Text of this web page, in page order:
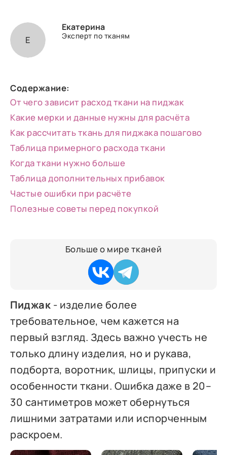
Пиджак - изделие более
требовательное, чем кажется на
первый взгляд. Здесь важно учесть не
только длину изделия, но и рукава,
подборта, воротник, шлицы, припуски и
особенности ткани. Ошибка даже в 20–
30 сантиметров может обернуться
лишними затратами или испорченным
раскроем.
Е
Екатерина
Эксперт по тканям
Содержание:
От чего зависит расход ткани на пиджак
Какие мерки и данные нужны для расчёта
Как рассчитать ткань для пиджака пошагово
Таблица примерного расхода ткани
Когда ткани нужно больше
Таблица дополнительных прибавок
Частые ошибки при расчёте
Полезные советы перед покупкой
Больше о мире тканей